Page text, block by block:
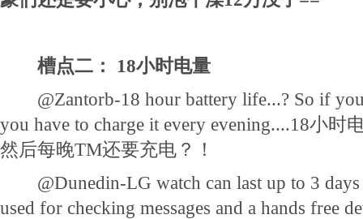
槽点二： 18小时电量
@Zantorb-18 hour battery life...? So if you
you have to charge it every evening....18小
然后每晚TM还要充电？！
@Dunedin-LG watch can last up to 3 days
used for checking messages and a hands free